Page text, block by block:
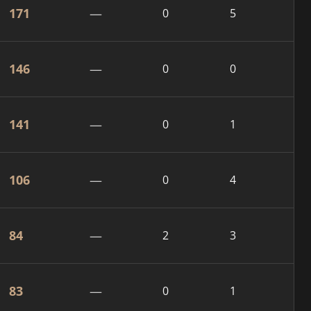
171 — 0 5
146 — 0 0
141 — 0 1
106 — 0 4
84 — 2 3
83 — 0 1